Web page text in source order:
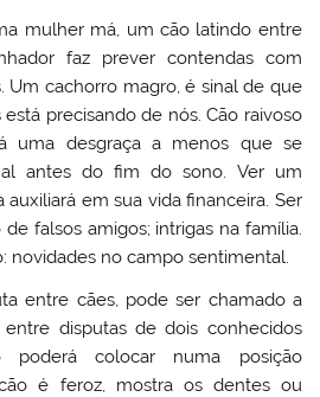
mulher má, um cão latindo entre
faz prever contendas com
Um cachorro magro, é sinal de que
precisando de nós. Cão raivoso
uma desgraça a menos que se
antes do fim do sono. Ver um
em sua vida financeira. Ser
falsos amigos; intrigas na família.
novidades no campo sentimental.
entre cães, pode ser chamado a
disputas de dois conhecidos
colocar numa posição
é feroz, mostra os dentes ou